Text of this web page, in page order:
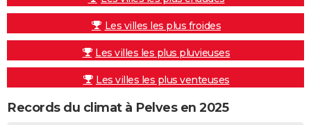
Les villes les plus froides
Les villes les plus pluvieuses
Les villes les plus venteuses
Records du climat à Pelves en 2025